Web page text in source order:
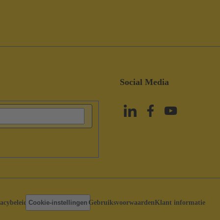
Social Media
Cookie-instellingen GebruiksvoorwaardenKlant informatie